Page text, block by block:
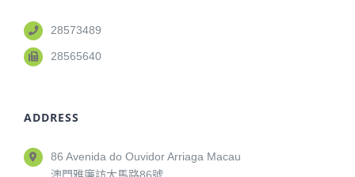
28573489
28565640
ADDRESS
86 Avenida do Ouvidor Arriaga Macau
澳門雅廉訪大馬路86號